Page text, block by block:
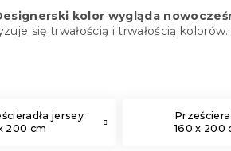
kolor wygląda
się trwałością i trwałością
jersey
200 cm
160 x 200